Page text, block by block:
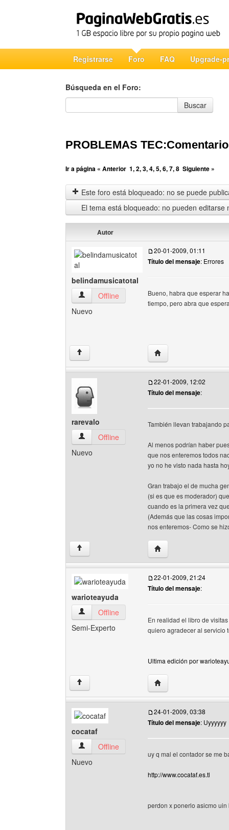
Registrarse Foro FAQ Upgrade-
Búsqueda en el Foro:
Búsqueda en el Foro
Buscar
PROBLEMAS
Ir a página « Anterior 1,2,3,4,5,6,7,8 Siguiente »
Este foro está bloqueado: no se puede
El tema está bloqueado: no pueden editarse
Autor
belindamusicatotal
belindamusicatotal Ver perfil del usuario
Offline
Nuevo
20-01-2009, 01:11
Título del mensaje: Errores
Bueno, habra que esperar
tiempo, pero abra que
↑ Visitar sitio web del
rarevalo
rarevalo Ver perfil del usuario
Offline
Nuevo
22-01-2009, 12:02
Título del mensaje:
También llevan trabajando
Al menos podrían haber
que nos enteremos todos
yo no he visto nada hasta
Gran trabajo el de mucha
(si es que es moderador)
cuando es la primera vez
(Además que las cosas
nos enteremos- Como se
↑ Visitar sitio web del
warioteayuda
warioteayuda Ver perfil del usuario
Offline
Semi-Experto
22-01-2009, 21:24
Título del mensaje:
En realidad el libro de
quiero agradecer al servicio
Ultima edición por
↑ Visitar sitio web del
cocataf
cocataf Ver perfil del usuario
Offline
Nuevo
24-01-2009, 03:38
Título del mensaje: Uyyyyyy
uy q mal el contador se me
http://www.cocataf.es.tl
perdon x ponerlo asicmo